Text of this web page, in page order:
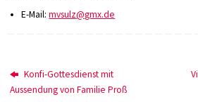
E-Mail:mvsulz@gmx.de
Konfi-Gottesdienst mit
Aussendung von Familie Proß